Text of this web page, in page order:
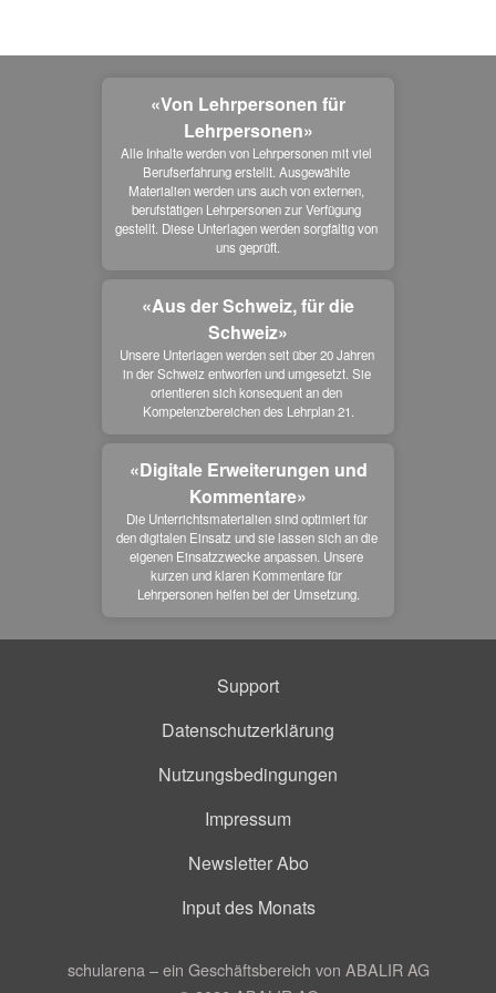
«Von Lehrpersonen für
Lehrpersonen»
Alle Inhalte werden von Lehrpersonen mit viel
Berufserfahrung erstellt. Ausgewählte
Materialien werden uns auch von externen,
berufstätigen Lehrpersonen zur Verfügung
gestellt. Diese Unterlagen werden sorgfältig von
uns geprüft.
«Aus der Schweiz, für die
Schweiz»
Unsere Unterlagen werden seit über 20 Jahren
in der Schweiz entworfen und umgesetzt. Sie
orientieren sich konsequent an den
Kompetenzbereichen des Lehrplan 21.
«Digitale Erweiterungen und
Kommentare»
Die Unterrichtsmaterialien sind optimiert für
den digitalen Einsatz und sie lassen sich an die
eigenen Einsatzzwecke anpassen. Unsere
kurzen und klaren Kommentare für
Lehrpersonen helfen bei der Umsetzung.
Support
Datenschutzerklärung
Nutzungsbedingungen
Impressum
Newsletter Abo
Input des Monats
schularena – ein Geschäftsbereich von ABALIR AG